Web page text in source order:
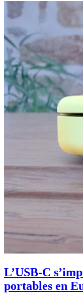
L’USB-C
portables en